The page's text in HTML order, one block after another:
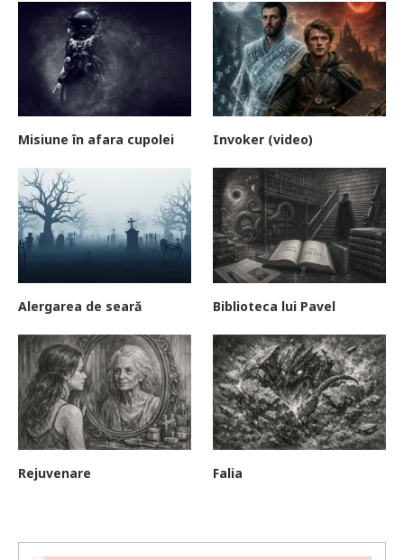
Misiune în afara cupolei Invoker (video)
Alergarea de seară Biblioteca lui Pavel
Rejuvenare Falia